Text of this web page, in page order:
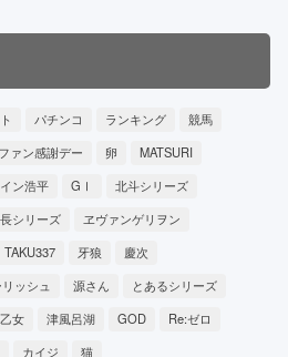
パチンコ ランキング
競馬
ファン感謝デー 卵
MATSURI
ン浩平 GⅠ
北斗シリーズ
シリーズ
ヱヴァンゲリヲン
TAKU337 牙狼
慶次
ッシュ 源さん
とあるシリーズ
女 津風呂湖 GOD
Re:ゼロ
カイジ 猫